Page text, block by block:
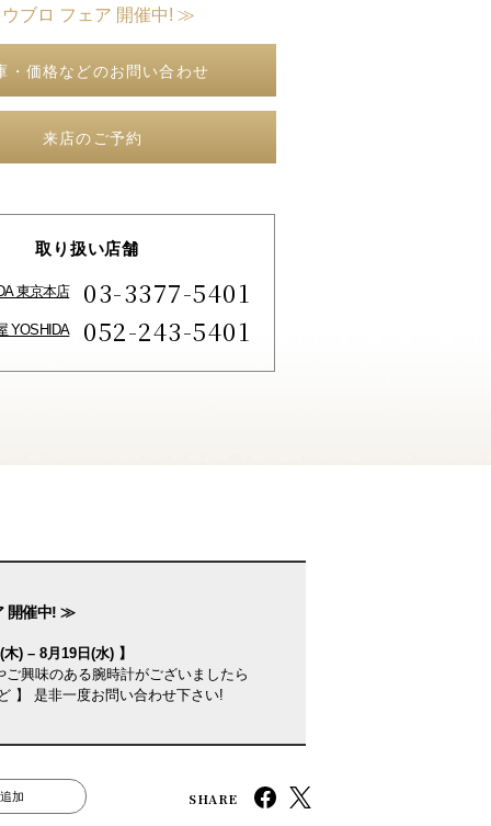
ブロ フェア 開催中! ≫
・価格などのお問い合わせ
来店のご予約
取り扱い店舗
東京本店 03-3377-5401
YOSHIDA 052-243-5401
開催中! ≫
) – 8月19日(水) 】
ご興味のある腕時計がございましたら
】 是非一度お問い合わせ下さい!
加 SHARE